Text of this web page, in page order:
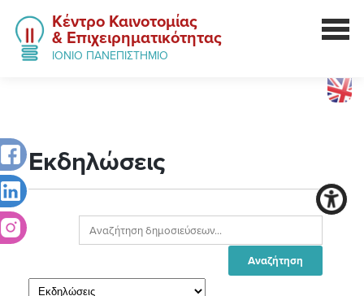
Κέντρο Καινοτομίας
& Επιχειρηματικότητας
ΙΟΝΙΟ ΠΑΝΕΠΙΣΤΗΜΙΟ
Εκδηλώσεις